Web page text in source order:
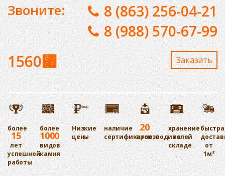
Звоните:
8 (863) 256-04-21
8 (988) 570-67-99
1560⃏ Заказaть
более
15
лет
успешной
работы
более
1000
видов
камня
Низкие
цены
наличие
сертификатов
20
производителей
хранение
на
складе
от
1м²